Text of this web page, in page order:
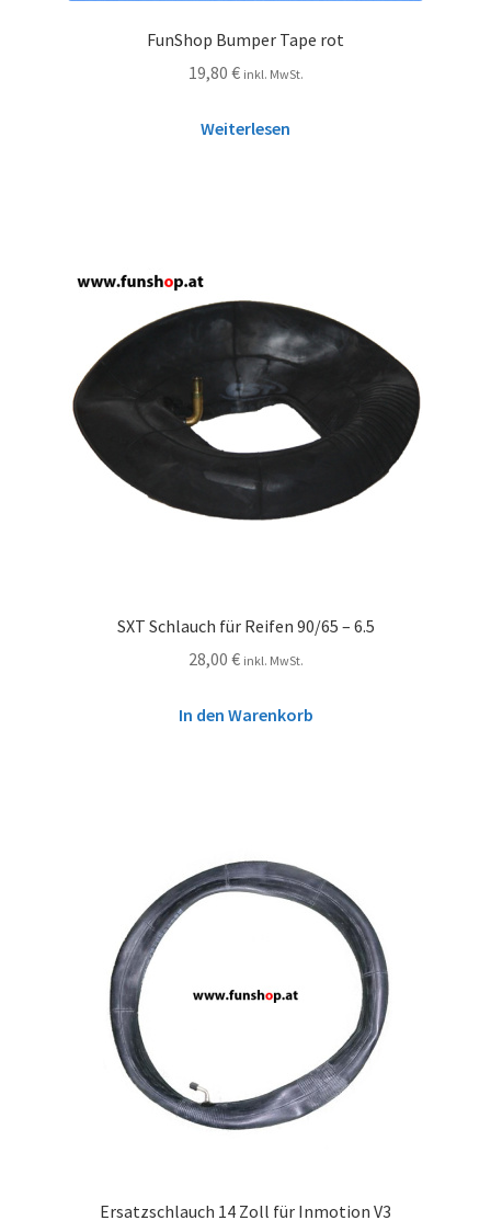
FunShop Bumper Tape rot
19,80 € inkl. MwSt.
Weiterlesen
SXT Schlauch für Reifen 90/65 – 6.5
28,00 € inkl. MwSt.
In den Warenkorb
Ersatzschlauch 14 Zoll für Inmotion V3